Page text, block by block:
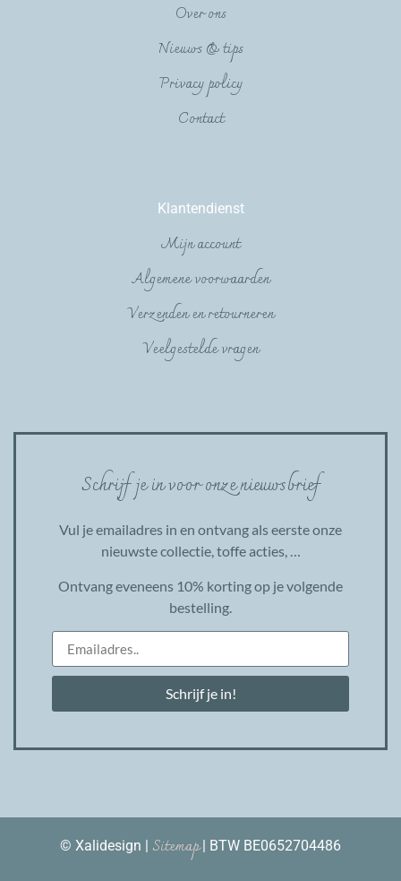
Over ons
Nieuws & tips
Privacy policy
Contact
Klantendienst
Mijn account
Algemene voorwaarden
Verzenden en retourneren
Veelgestelde vragen
Schrijf je in voor onze nieuwsbrief
Vul je emailadres in en ontvang als eerste onze
nieuwste collectie, toffe acties, …
Ontvang eveneens 10% korting op je volgende
bestelling.
Schrijf je in!
© Xalidesign | Sitemap| BTW BE0652704486